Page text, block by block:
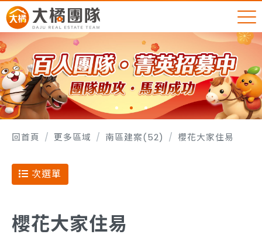
回首頁 更多區域 南區建案(52) 櫻花大家住易
次選單
櫻花大家住易